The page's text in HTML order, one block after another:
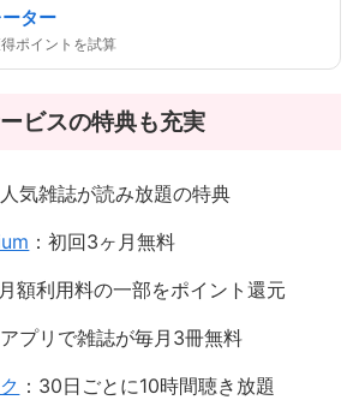
ター
ポイントを試算
ビスの特典も充実
人気雑誌が読み放題の特典
：初回3ヶ月無料
月額利用料の一部をポイント還元
アプリで雑誌が毎月3冊無料
：30日ごとに10時間聴き放題